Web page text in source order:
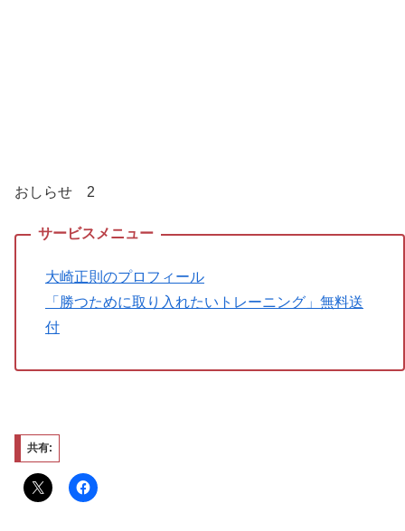
おしらせ 2
大崎正則のプロフィール
「勝つために取り入れたいトレーニング」無料送
付
共有: